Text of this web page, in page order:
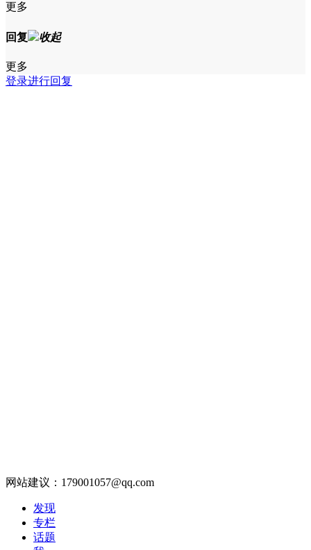
更多
回复 收起
更多
登录进行回复
网站建议：179001057@qq.com
发现
专栏
话题